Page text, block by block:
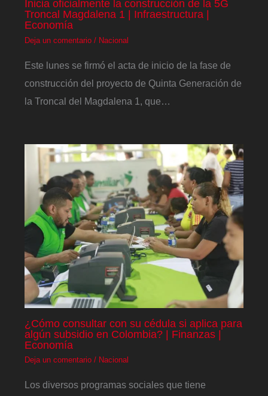
Inicia oficialmente la construcción de la 5G
Troncal Magdalena 1 | Infraestructura |
Economía
Deja un comentario / Nacional
Este lunes se firmó el acta de inicio de la fase de
construcción del proyecto de Quinta Generación de
la Troncal del Magdalena 1, que…
¿Cómo consultar con su cédula si aplica para
algún subsidio en Colombia? | Finanzas |
Economía
Deja un comentario / Nacional
Los diversos programas sociales que tiene